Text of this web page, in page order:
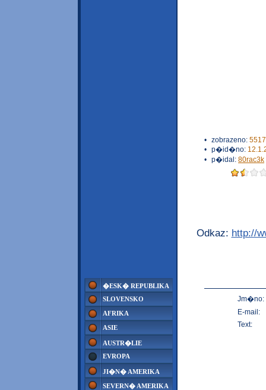
�ESK� REPUBLIKA
SLOVENSKO
AFRIKA
ASIE
AUSTR�LIE
EVROPA
JI�N� AMERIKA
SEVERN� AMERIKA
• zobrazeno:
• p�id�no:
• p�idal: 80rac3k
Odkaz: http://
Jm�no:
E-mail:
Text: